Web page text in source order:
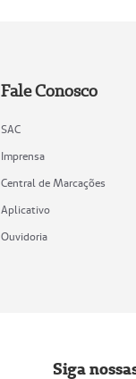
Fale Conosco
SAC
Imprensa
Central de Marcações
Aplicativo
Ouvidoria
Siga